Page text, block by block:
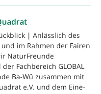
| Anlässlich des
im Rahmen der Fairen
NaturFreunde
Fachbereich GLOBAL
Ba-Wü zusammen mit
e.V. und dem Eine-